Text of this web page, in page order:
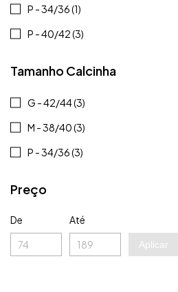
P - 34/36 (1)
P - 40/42 (3)
Tamanho Calcinha
G - 42/44 (3)
M - 38/40 (3)
P - 34/36 (3)
Preço
De Até
Aplicar